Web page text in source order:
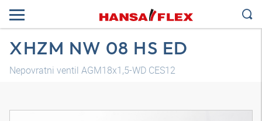
XHZM NW 08 HS ED
Nepovratni ventil AGM18x1,5-WD CES12